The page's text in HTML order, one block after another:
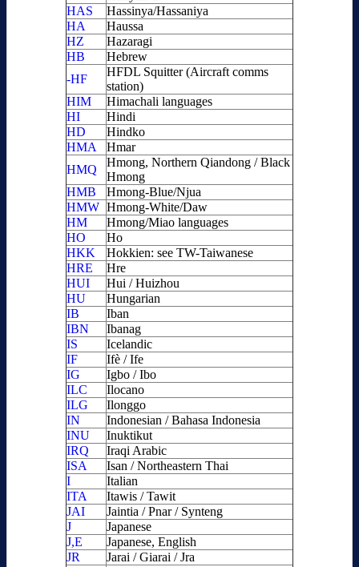
HAS
Hassinya/Hassaniya
HA
Haussa
HZ
Hazaragi
HB
Hebrew
-HF
HFDL Squitter (Aircraft comms
station)
HIM
Himachali languages
HI
Hindi
HD
Hindko
HMA
Hmar
HMQ
Hmong, Northern Qiandong / Black
Hmong
HMB
Hmong-Blue/Njua
HMW Hmong-White/Daw
HM
Hmong/Miao languages
HO
Ho
HKK
Hokkien: see TW-Taiwanese
HRE
Hre
HUI
Hui / Huizhou
HU
Hungarian
IB
Iban
IBN
Ibanag
IS
Icelandic
IF
Ifè / Ife
IG
Igbo / Ibo
ILC
Ilocano
ILG
Ilonggo
IN
Indonesian / Bahasa Indonesia
INU
Inuktikut
IRQ
Iraqi Arabic
ISA
Isan / Northeastern Thai
I
Italian
ITA
Itawis / Tawit
JAI
Jaintia / Pnar / Synteng
J
Japanese
J,E
Japanese, English
JR
Jarai / Giarai / Jra